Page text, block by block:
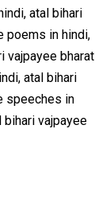
atal bihari
poems in hindi,
vajpayee bharat
atal bihari
speeches in
bihari vajpayee